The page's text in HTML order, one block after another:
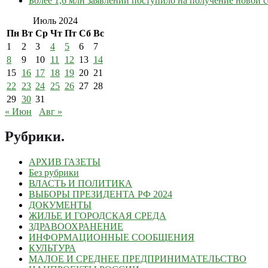
Июль 2024
Пн Вт Ср Чт Пт Сб Вс
1
2 3 4 5 6
7
8
9 10 11 12 13 14
15 16 17 18 19 20 21
22
23 24 25 26 27 28
29 30 31
« Июн
Авг »
Рубрики.
АРХИВ ГАЗЕТЫ
Без рубрики
ВЛАСТЬ И ПОЛИТИКА
ВЫБОРЫ ПРЕЗИДЕНТА РФ 2024
ДОКУМЕНТЫ
ЖИЛЬЕ И ГОРОДСКАЯ СРЕДА
ЗДРАВООХРАНЕНИЕ
ИНФОРМАЦИОННЫЕ СООБЩЕНИЯ
КУЛЬТУРА
МАЛОЕ И СРЕДНЕЕ ПРЕДПРИНИМАТЕЛЬСТВО